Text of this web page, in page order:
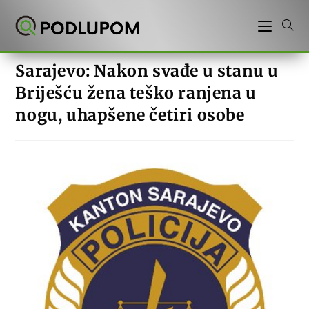
Sarajevo: Nakon svađe u stanu u
Briješću žena teško ranjena u
nogu, uhapšene četiri osobe